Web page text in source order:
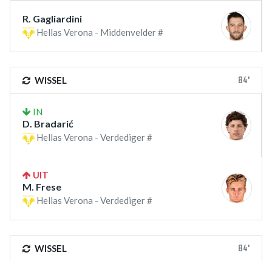
R. Gagliardini
Hellas Verona - Middenvelder #
WISSEL 84'
IN
D. Bradarić
Hellas Verona - Verdediger #
UIT
M. Frese
Hellas Verona - Verdediger #
WISSEL 84'